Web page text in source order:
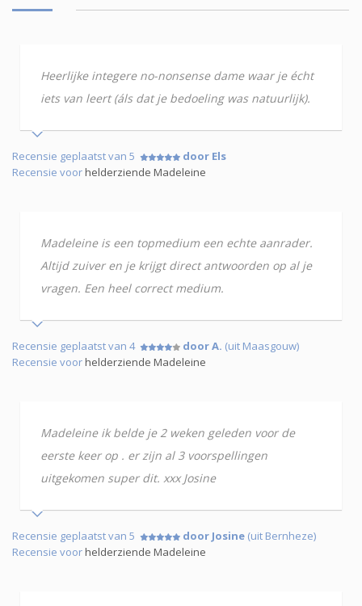
Heerlijke integere no-nonsense dame waar je écht
iets van leert (áls dat je bedoeling was natuurlijk).
Recensie geplaatst van 5
door Els
Recensie voorhelderziende Madeleine
Madeleine is een topmedium een echte aanrader.
Altijd zuiver en je krijgt direct antwoorden op al je
vragen. Een heel correct medium.
Recensie geplaatst van 4 door A. (uit Maasgouw)
Recensie voorhelderziende Madeleine
Madeleine ik belde je 2 weken geleden voor de
eerste keer op . er zijn al 3 voorspellingen
uitgekomen super dit. xxx Josine
Recensie geplaatst van 5 door Josine (uit Bernheze)
Recensie voorhelderziende Madeleine